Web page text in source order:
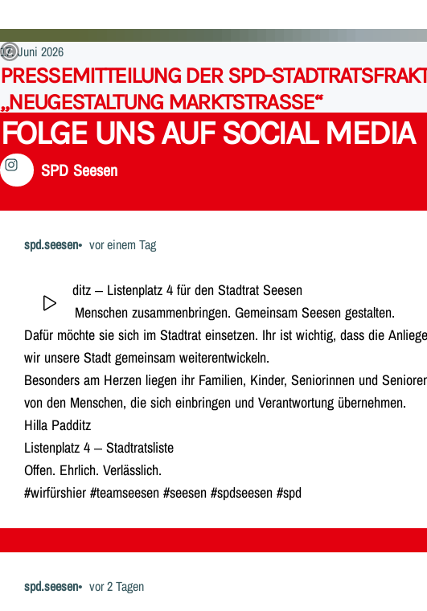
17. Juni 2026
PRESSEMITTEILUNG DER SPD-
„NEUGESTALTUNG MARKTSTRASSE“
Alle Meldungen
FOLGE UNS AUF SOCIAL MEDIA
SPD Seesen
spd.seesen vor einem Tag
Hilla Padditz – Listenplatz 4 für den Stadtrat Seesen
Zuhören. Menschen zusammenbringen. Gemeinsam Seesen gestalten.
Dafür möchte sie sich im Stadtrat einsetzen. Ihr ist wichtig, dass die
wir unsere Stadt gemeinsam weiterentwickeln.
Besonders am Herzen liegen ihr Familien, Kinder, Seniorinnen und
von den Menschen, die sich einbringen und Verantwortung übernehmen.
Hilla Padditz
Listenplatz 4 – Stadtratsliste
Offen. Ehrlich. Verlässlich.
#wirfürshier #teamseesen #seesen #spdseesen #spd
spd.seesen vor 2 Tagen